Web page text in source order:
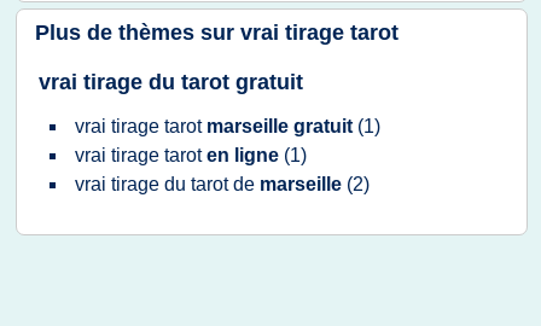
Plus de thèmes sur vrai tirage tarot
vrai tirage du tarot gratuit
vrai tirage tarot marseille gratuit (1)
vrai tirage taroten ligne (1)
vrai tirage du tarotde marseille (2)